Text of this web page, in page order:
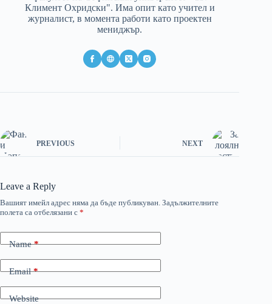
Климент Охридски". Има опит като учител и
журналист, в момента работи като проектен
мениджър.
PREVIOUS NEXT
Leave a Reply
Вашият имейл адрес няма да бъде публикуван. Задължителните
полета са отбелязани с *
Name*
Email*
Website